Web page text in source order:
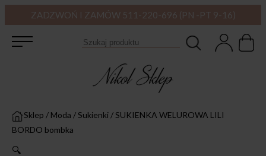
ZADZWOŃ I ZAMÓW 511-220-696 (PN -PT 9-16)
Sklep / Moda /Sukienki /SUKIENKA WELUROWA LILI
BORDO bombka
🔍